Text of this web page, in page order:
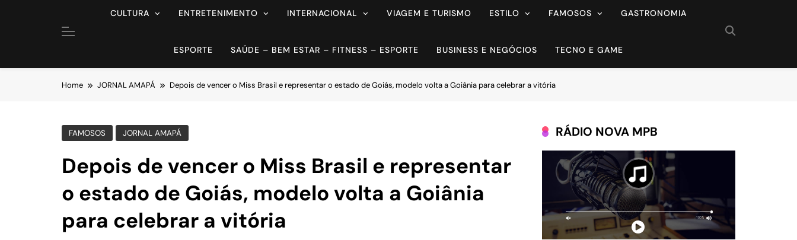
CULTURA ENTRETENIMENTO INTERNACIONAL VIAGEM E TURISMO ESTILO FAMOSOS GASTRONOMIA
ESPORTE SAÚDE – BEM ESTAR – FITNESS – ESPORTE BUSINESS E NEGÓCIOS TECNO E GAME
Home JORNAL AMAPÁ Depois de vencer o Miss Brasil e representar o estado de Goiás, modelo volta a Goiânia para celebrar a vitória
FAMOSOS JORNAL AMAPÁ
Depois de vencer o Miss Brasil e representar
o estado de Goiás, modelo volta a Goiânia
para celebrar a vitória
RÁDIO NOVA MPB